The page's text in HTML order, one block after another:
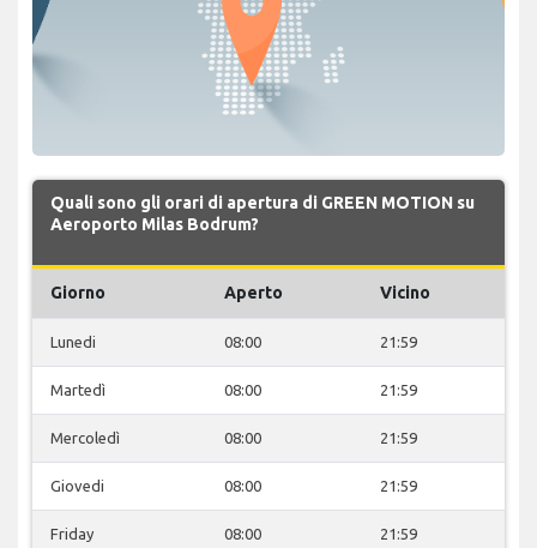
Quali sono gli orari di apertura di GREEN MOTION su
Aeroporto Milas Bodrum?
Giorno Aperto Vicino
Lunedi 08:00 21:59
Martedì 08:00 21:59
Mercoledì 08:00 21:59
Giovedi 08:00 21:59
Friday 08:00 21:59